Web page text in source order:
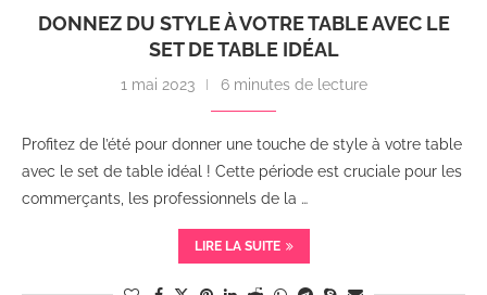
DONNEZ DU STYLE À VOTRE TABLE AVEC LE
SET DE TABLE IDÉAL
1 mai 2023 6 minutes de lecture
Profitez de l’été pour donner une touche de style à votre table
avec le set de table idéal ! Cette période est cruciale pour les
commerçants, les professionnels de la …
LIRE LA SUITE